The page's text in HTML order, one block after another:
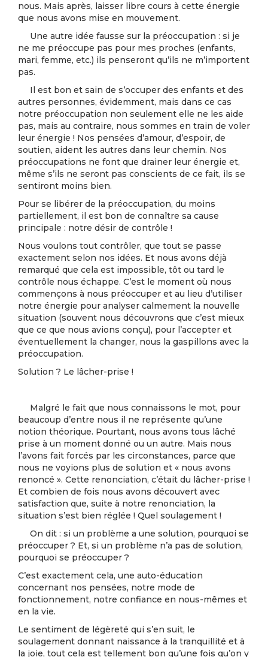
nous. Mais après, laisser libre cours à cette énergie
que nous avons mise en mouvement.
Une autre idée fausse sur la préoccupation : si je
ne me préoccupe pas pour mes proches (enfants,
mari, femme, etc.) ils penseront qu’ils ne m’importent
pas.
Il est bon et sain de s’occuper des enfants et des
autres personnes, évidemment, mais dans ce cas
notre préoccupation non seulement elle ne les aide
pas, mais au contraire, nous sommes en train de voler
leur énergie ! Nos pensées d’amour, d’espoir, de
soutien, aident les autres dans leur chemin. Nos
préoccupations ne font que drainer leur énergie et,
même s’ils ne seront pas conscients de ce fait, ils se
sentiront moins bien.
Pour se libérer de la préoccupation, du moins
partiellement, il est bon de connaître sa cause
principale : notre désir de contrôle !
Nous voulons tout contrôler, que tout se passe
exactement selon nos idées. Et nous avons déjà
remarqué que cela est impossible, tôt ou tard le
contrôle nous échappe. C’est le moment où nous
commençons à nous préoccuper et au lieu d’utiliser
notre énergie pour analyser calmement la nouvelle
situation (souvent nous découvrons que c’est mieux
que ce que nous avions conçu), pour l’accepter et
éventuellement la changer, nous la gaspillons avec la
préoccupation.
Solution ? Le lâcher-prise !
Malgré le fait que nous connaissons le mot, pour
beaucoup d’entre nous il ne représente qu’une
notion théorique. Pourtant, nous avons tous lâché
prise à un moment donné ou un autre. Mais nous
l’avons fait forcés par les circonstances, parce que
nous ne voyions plus de solution et « nous avons
renoncé ». Cette renonciation, c’était du lâcher-prise !
Et combien de fois nous avons découvert avec
satisfaction que, suite à notre renonciation, la
situation s’est bien réglée ! Quel soulagement !
On dit : si un problème a une solution, pourquoi se
préoccuper ? Et, si un problème n’a pas de solution,
pourquoi se préoccuper ?
C’est exactement cela, une auto-éducation
concernant nos pensées, notre mode de
fonctionnement, notre confiance en nous-mêmes et
en la vie.
Le sentiment de légèreté qui s’en suit, le
soulagement donnant naissance à la tranquillité et à
la joie, tout cela est tellement bon qu’une fois qu’on y